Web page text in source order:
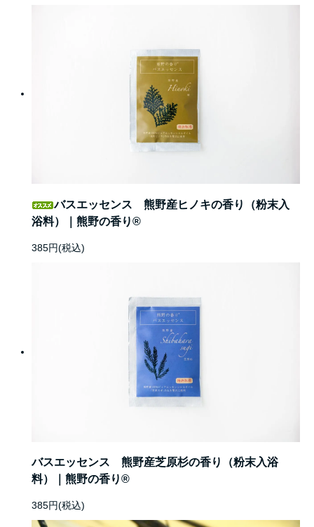
バスエッセンス 熊野産ヒノキの香り（粉末入
浴料）｜熊野の香り®
385円(税込)
バスエッセンス 熊野産芝原杉の香り（粉末入浴
料）｜熊野の香り®
385円(税込)